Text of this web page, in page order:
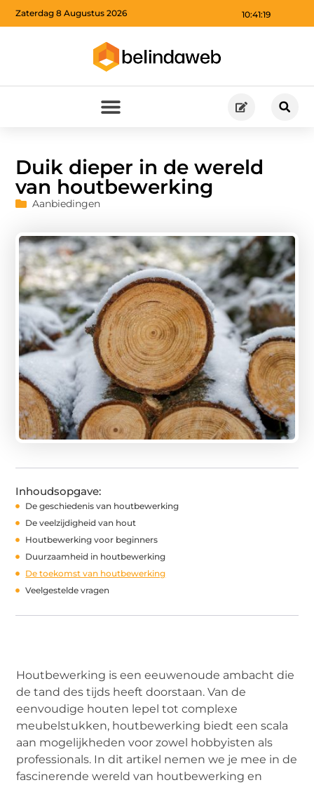
10:41:20
Zaterdag 8 Augustus 2026
Duik dieper in de wereld
van houtbewerking
Aanbiedingen
Inhoudsopgave:
De geschiedenis van houtbewerking
De veelzijdigheid van hout
Houtbewerking voor beginners
Duurzaamheid in houtbewerking
De toekomst van houtbewerking
Veelgestelde vragen
Houtbewerking is een eeuwenoude ambacht die
de tand des tijds heeft doorstaan. Van de
eenvoudige houten lepel tot complexe
meubelstukken, houtbewerking biedt een scala
aan mogelijkheden voor zowel hobbyisten als
professionals. In dit artikel nemen we je mee in de
fascinerende wereld van houtbewerking en